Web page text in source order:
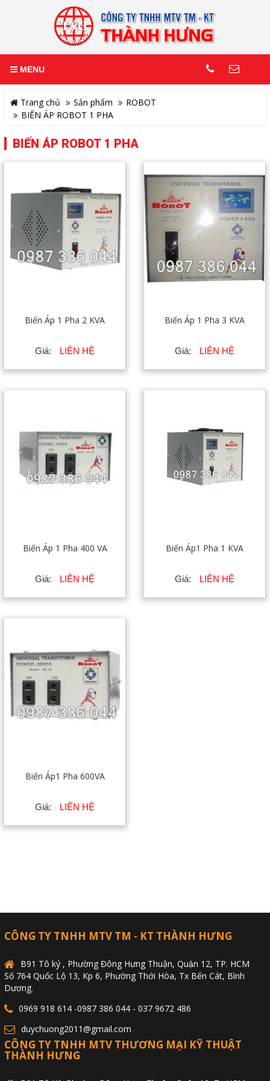
MENU
Trang chủ Sản phẩm
ROBOT
BIẾN ÁP ROBOT 1 PHA
BIẾN ÁP ROBOT 1 PHA
Biến Áp 1 Pha 2 KVA
Giá: LIÊN HỆ
Biến Áp 1 Pha 3 KVA
Giá: LIÊN HỆ
Biến Áp 1 Pha 400 VA
Giá: LIÊN HỆ
Biến Áp1 Pha 1 KVA
Giá: LIÊN HỆ
Biến Áp1 Pha 600VA
Giá: LIÊN HỆ
CÔNG TY TNHH MTV TM - KT THÀNH HƯNG
B91 Tô ký , Phường Đông Hưng Thuận, Quận 12, TP. HCM
Số 764 Quốc Lộ 13, Kp 6, Phường Thới Hòa, Tx Bến Cát, Bình
Dương.
0969 918 614 -0987 386 044 - 037 9672 486
duychuong2011@gmail.com
CÔNG TY TNHH MTV THƯƠNG MẠI KỸ THUẬT
THÀNH HƯNG